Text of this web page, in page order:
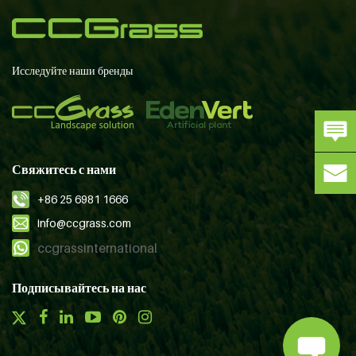
Исследуйте наши бренды
Свяжитесь с нами
+86 25 6981 1666
info@ccgrass.com
ccgrassinternational
Подписывайтесь на нас